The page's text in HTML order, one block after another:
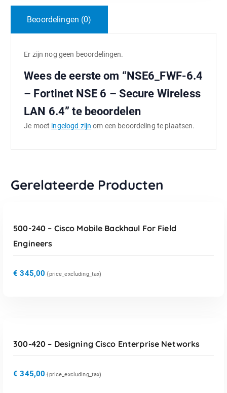
Beoordelingen (0)
Er zijn nog geen beoordelingen.
Wees de eerste om “NSE6_FWF-6.4
– Fortinet NSE 6 – Secure Wireless
LAN 6.4” te beoordelen
Je moet ingelogd zijn om een beoordeling te plaatsen.
Gerelateerde Producten
500-240 – Cisco Mobile Backhaul For Field
Engineers
€ 345,00 {price_excluding_tax)
300-420 – Designing Cisco Enterprise Networks
€ 345,00 {price_excluding_tax)